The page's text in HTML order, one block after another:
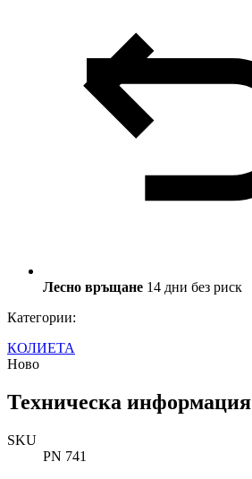
Лесно връщане 14 дни без риск
Категории:
КОЛИЕТА
Ново
Техническа информация
SKU
PN 741